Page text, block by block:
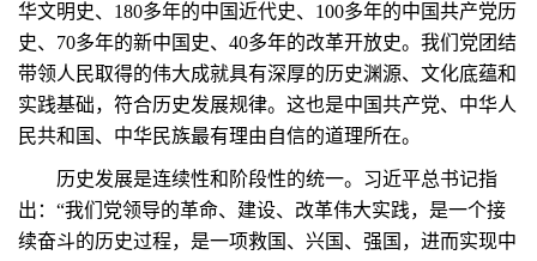
华文明史、180多年的中国近代史、100多年的中国共产党历
史、70多年的新中国史、40多年的改革开放史。我们党团结
带领人民取得的伟大成就具有深厚的历史渊源、文化底蕴和
实践基础，符合历史发展规律。这也是中国共产党、中华人
民共和国、中华民族最有理由自信的道理所在。
历史发展是连续性和阶段性的统一。习近平总书记指
出：“我们党领导的革命、建设、改革伟大实践，是一个接
续奋斗的历史过程，是一项救国、兴国、强国，进而实现中